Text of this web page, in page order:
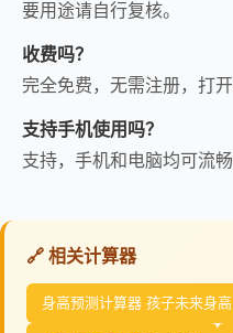
要用途请自行复核。
收费吗？
完全免费，无需注册，打开
支持手机使用吗？
支持，手机和电脑均可流畅
🔗 相关计算器
身高预测计算器 孩子未来身高